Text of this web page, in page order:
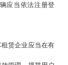
应当依法注册登
赁企业应当在有